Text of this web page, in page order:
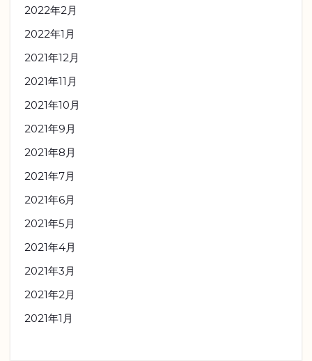
2022年2月
2022年1月
2021年12月
2021年11月
2021年10月
2021年9月
2021年8月
2021年7月
2021年6月
2021年5月
2021年4月
2021年3月
2021年2月
2021年1月